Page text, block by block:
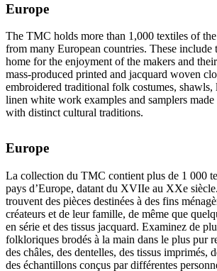
Europe
The TMC holds more than 1,000 textiles of
from many European countries. These include
home for the enjoyment of the makers and
mass-produced printed and jacquard woven
embroidered traditional folk costumes, shawls,
linen white work examples and samplers
with distinct cultural traditions.
Europe
La collection du TMC contient plus de 1 000
pays d’Europe, datant du XVIIe au XXe
trouvent des pièces destinées à des fins
créateurs et de leur famille, de même que
en série et des tissus jacquard. Examinez de
folkloriques brodés à la main dans le plus pur
des châles, des dentelles, des tissus imprimés,
des échantillons conçus par différentes